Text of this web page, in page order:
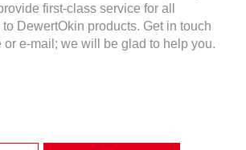
first-class service for all
DewertOkin products. Get in touch
or e-mail; we will be glad to help you.